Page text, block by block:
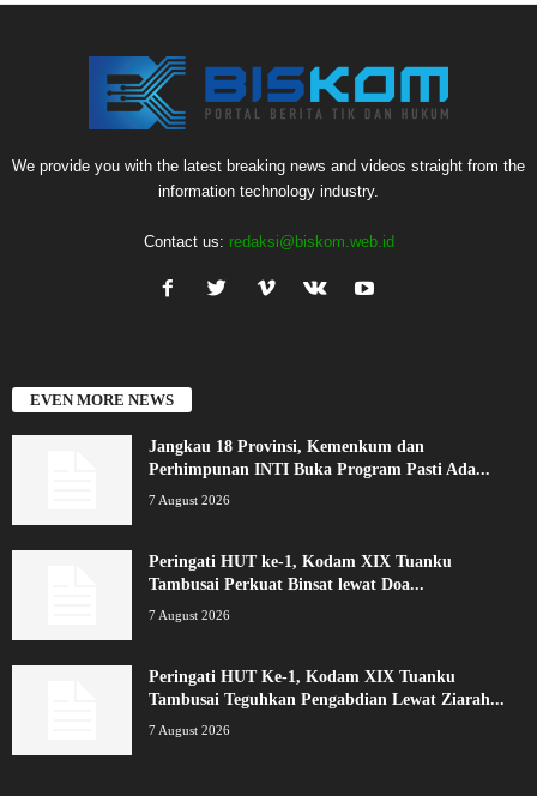
We provide you with the latest breaking news and videos straight from the
information technology industry.
Contact us: redaksi@biskom.web.id
EVEN MORE NEWS
Jangkau 18 Provinsi, Kemenkum dan
Perhimpunan INTI Buka Program Pasti Ada...
7 August 2026
Peringati HUT ke-1, Kodam XIX Tuanku
Tambusai Perkuat Binsat lewat Doa...
7 August 2026
Peringati HUT Ke-1, Kodam XIX Tuanku
Tambusai Teguhkan Pengabdian Lewat Ziarah...
7 August 2026